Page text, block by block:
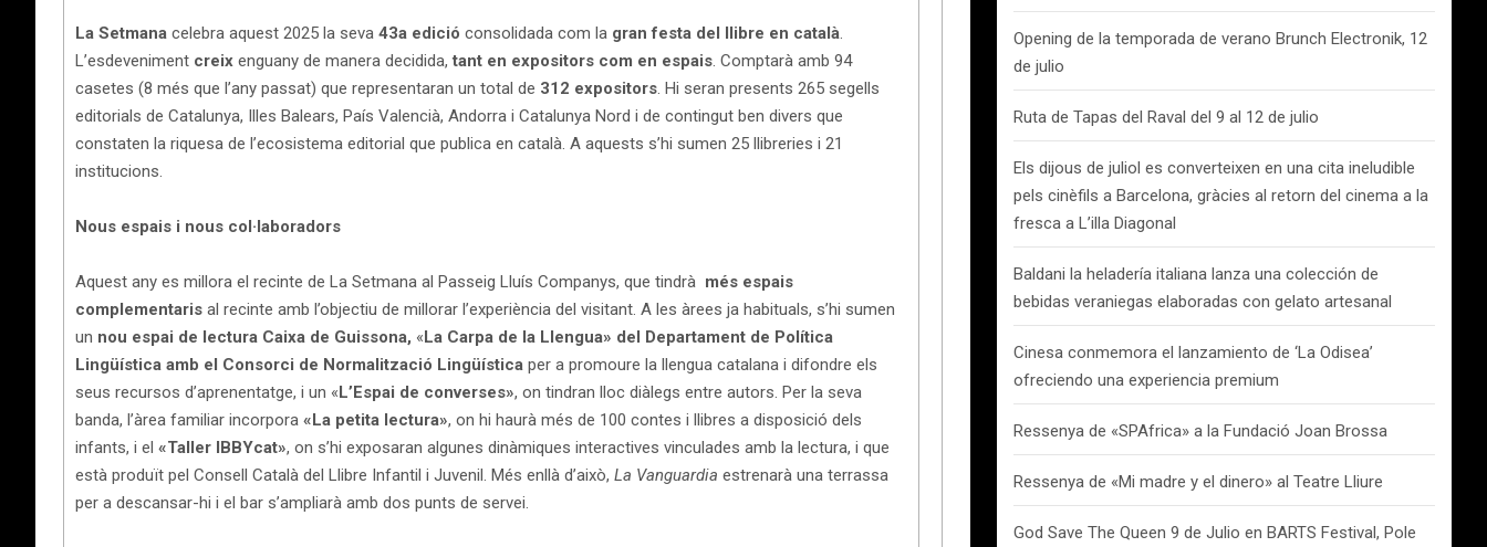
La Setmana celebra aquest 2025 la seva 43a edició consolidada com la gran festa del llibre en català.
L’esdeveniment creix enguany de manera decidida,tant en expositors com en espais. Comptarà amb 94
casetes (8 més que l’any passat) que representaran un total de 312 expositors. Hi seran presents 265 segells
editorials de Catalunya, Illes Balears, País Valencià, Andorra i Catalunya Nord i de contingut ben divers que
constaten la riquesa de l’ecosistema editorial que publica en català. A aquests s’hi sumen 25 llibreries i 21
institucions.
Nous espais i nous col·laboradors
Aquest any es millora el recinte de La Setmana al Passeig Lluís Companys, que tindrà més espais
complementaris al recinte amb l’objectiu de millorar l’experiència del visitant. A les àrees ja habituals, s’hi sumen
un nou espai de lectura Caixa de Guissona, «La Carpa de la Llengua» del Departament de Política
Lingüística amb el Consorci de Normalització Lingüística per a promoure la llengua catalana i difondre els
seus recursos d’aprenentatge, i un «L’Espai de converses», on tindran lloc diàlegs entre autors. Per la seva
banda, l’àrea familiar incorpora «La petita lectura», on hi haurà més de 100 contes i llibres a disposició dels
infants, i el «Taller IBBYcat», on s’hi exposaran algunes dinàmiques interactives vinculades amb la lectura, i que
està produït pel Consell Català del Llibre Infantil i Juvenil. Més enllà d’això, La Vanguardia estrenarà una terrassa
per a descansar-hi i el bar s’ampliarà amb dos punts de servei.
Opening de la temporada de verano Brunch Electronik, 12
de julio
Ruta de Tapas del Raval del 9 al 12 de julio
Els dijous de juliol es converteixen en una cita ineludible
pels cinèfils a Barcelona, gràcies al retorn del cinema a la
fresca a L’illa Diagonal
Baldani la heladería italiana lanza una colección de
bebidas veraniegas elaboradas con gelato artesanal
Cinesa conmemora el lanzamiento de ‘La Odisea’
ofreciendo una experiencia premium
Ressenya de «SPAfrica» a la Fundació Joan Brossa
Ressenya de «Mi madre y el dinero» al Teatre Lliure
God Save The Queen 9 de Julio en BARTS Festival, Pole